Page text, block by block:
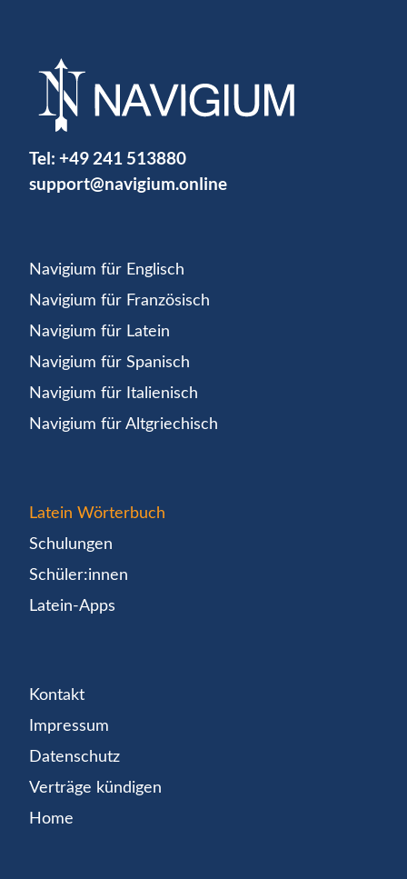
Tel: +49 241 513880
support@navigium.online
Navigium für Englisch
Navigium für Französisch
Navigium für Latein
Navigium für Spanisch
Navigium für Italienisch
Navigium für Altgriechisch
Latein Wörterbuch
Schulungen
Schüler:innen
Latein-Apps
Kontakt
Impressum
Datenschutz
Verträge kündigen
Home